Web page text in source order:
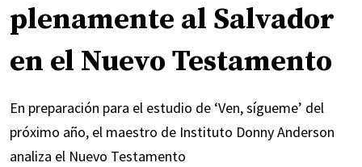
plenamente al Salvador
en el Nuevo Testamento
En preparación para el estudio de ‘Ven, sígueme’ del
próximo año, el maestro de Instituto Donny Anderson
analiza el Nuevo Testamento